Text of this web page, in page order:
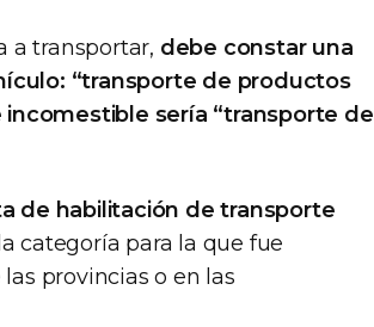
a transportar, debe constar una
“transporte de productos
sería “transporte de
de habilitación de transporte
categoría para la que fue
provincias o en las